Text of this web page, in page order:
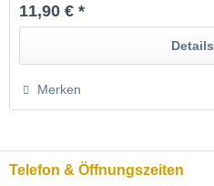
11,90 € *
Details
Merken
Telefon & Öffnungszeiten